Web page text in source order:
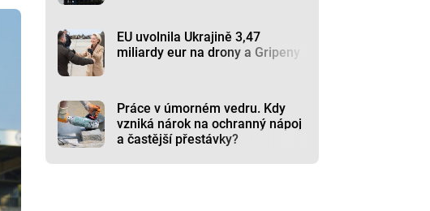
EU uvolnila Ukrajině 3,47
miliardy eur na drony a Gripeny
Práce v úmorném vedru. Kdy
vzniká nárok na ochranný nápoj
a častější přestávky?